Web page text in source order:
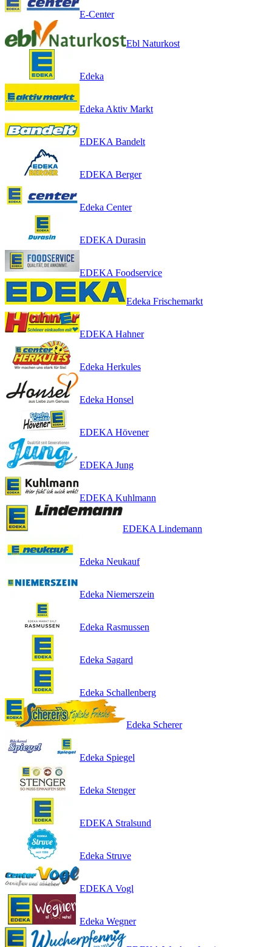
E-Center
Ebl Naturkost
Edeka
Edeka Aktiv Markt
EDEKA Bandelt
EDEKA Berger
Edeka Center
EDEKA Durasin
EDEKA Foodservice
Edeka Frischemarkt
EDEKA Hahner
Edeka Herkules
Edeka Honsel
EDEKA Hövener
EDEKA Jung
EDEKA Kuhlmann
EDEKA Lindemann
Edeka Neukauf
Edeka Niemerszein
Edeka Rasmussen
Edeka Sagard
Edeka Schallenberg
Edeka Scherer
Edeka Spiegel
Edeka Stenger
EDEKA Stralsund
Edeka Struve
EDEKA Vogl
Edeka Wegner